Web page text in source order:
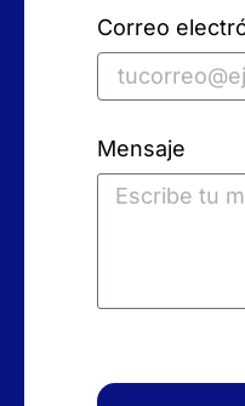
Correo
Mensaje